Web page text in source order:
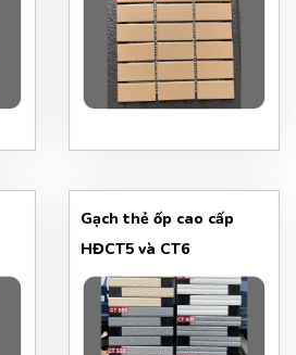
Gạch thẻ ốp cao cấp
HĐCT5 và CT6